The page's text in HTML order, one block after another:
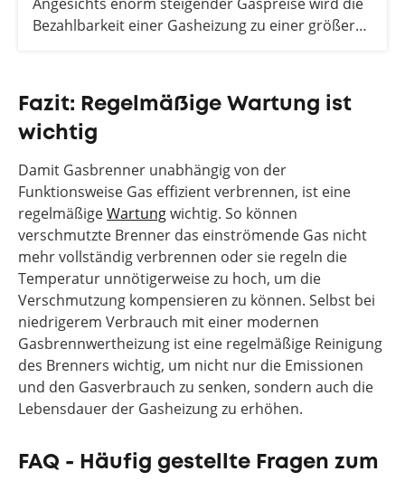
Bezahlbarkeit einer Gasheizung zu einer größer
Gasheizung 2026 nicht mehr lohnt und wieso die
Wärmepumpe die sinnvollste Alternative bietet.
Fazit: Regelmäßige Wartung ist
wichtig
Damit Gasbrenner unabhängig von der
Funktionsweise Gas effizient verbrennen, ist eine
regelmäßigeWartungwichtig. So können
verschmutzte Brenner das einströmende Gas nicht
mehr vollständig verbrennen oder sie regeln die
Temperatur unnötigerweise zu hoch, um die
Verschmutzung kompensieren zu können. Selbst bei
niedrigerem Verbrauch mit einer modernen
Gasbrennwertheizung ist eine regelmäßige Reinigung
des Brenners wichtig, um nicht nur die Emissionen
und den Gasverbrauch zu senken, sondern auch die
Lebensdauer der Gasheizung zu erhöhen.
FAQ - Häufig gestellte Fragen zum